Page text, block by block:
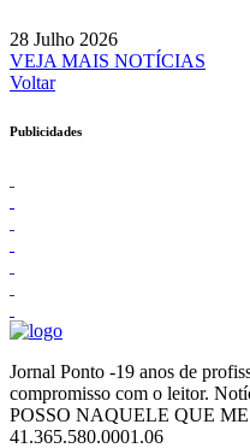
28 Julho 2026
VEJA MAIS NOTÍCIAS
Voltar
Publicidades
Jornal Ponto -19 anos de
compromisso com o leitor.
POSSO NAQUELE QUE
41.365.580.0001.06